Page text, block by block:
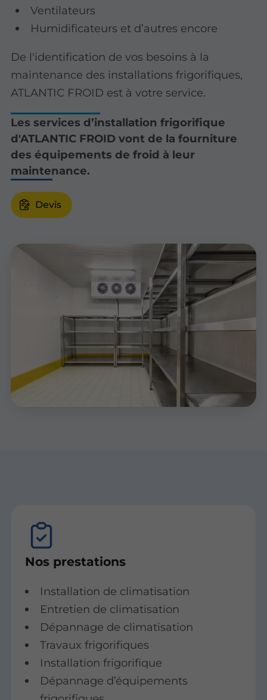
Ventilateurs
Humidificateurs et d’autres encore
De l'identification de vos besoins à la
maintenance des installations frigorifiques,
ATLANTIC FROID est à votre service.
Les services d’installation frigorifique
d'ATLANTIC FROID vont de la fourniture
des équipements de froid à leur
maintenance.
Devis
Nos prestations
Installation de climatisation
Entretien de climatisation
Dépannage de climatisation
Travaux frigorifiques
Installation frigorifique
Dépannage d’équipements